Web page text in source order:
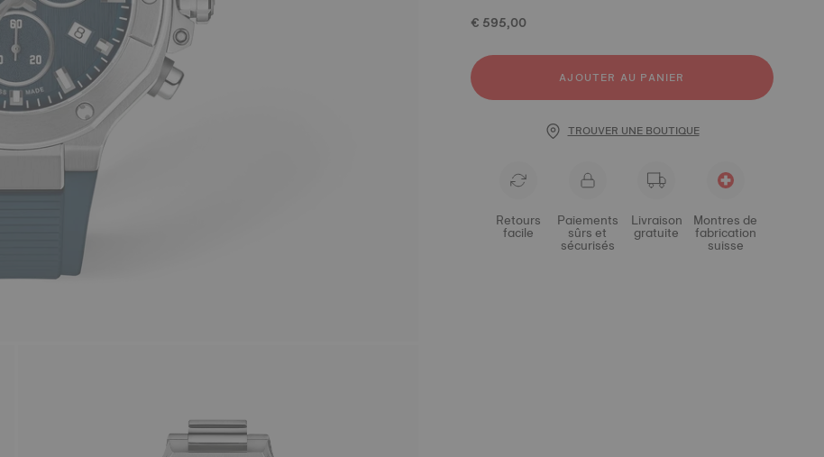
€ 595,00
AJOUTER AU PANIER
TROUVER UNE BOUTIQUE
Retours
facile
Paiements
sûrs et
sécurisés
Livraison
gratuite
Montres de
fabrication
suisse